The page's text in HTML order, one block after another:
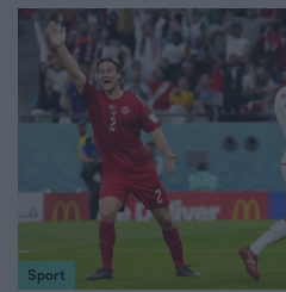
Sport